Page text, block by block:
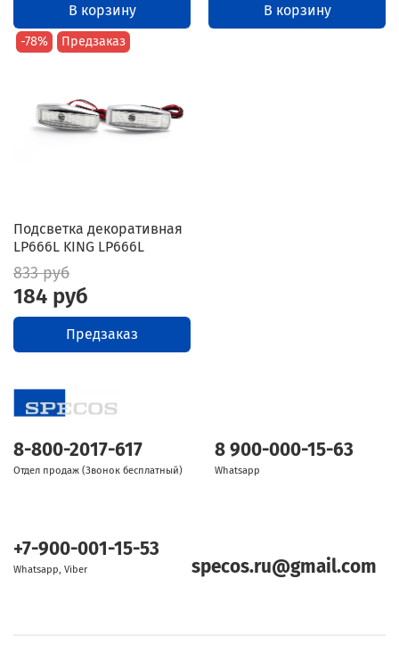
В корзину В корзину
-78% Предзаказ
Подсветка декоративная
LP666L KING LP666L
833 руб
184 руб
Предзаказ
8-800-2017-617
Отдел продаж (Звонок бесплатный)
8 900-000-15-63
Whatsapp
+7-900-001-15-53
Whatsapp, Viber specos.ru@gmail.com